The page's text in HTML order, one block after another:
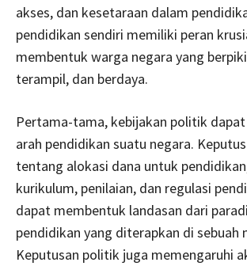
akses, dan kesetaraan dalam
pendidikan sendiri memiliki peran
membentuk warga negara yang
terampil, dan berdaya.
Pertama-tama, kebijakan politik
arah pendidikan suatu negara.
tentang alokasi dana untuk
kurikulum, penilaian, dan regulasi
dapat membentuk landasan dari
pendidikan yang diterapkan di sebuah
Keputusan politik juga memengaruhi